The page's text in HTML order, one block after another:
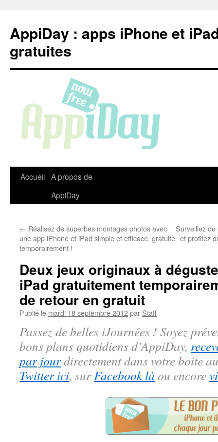
contenu
AppiDay : apps iPhone et
gratuites
Accueil A propos de
AppiDay
← Réalisez de superbes montages photos avec
une app iPhone et iPad simple et efficace, gratuite
temporairement !
Surveillez
et profitez
Deux jeux originaux à
iPad gratuitement
de retour en gratuit
Publié le mardi 18 septembre 2012par Staff
Passez de belles iJournées ! Soyez
bons plans quotidiens d’AppiDay,
par jourdirectement dans votre boite
Twitter ici, surFacebook là ou encore